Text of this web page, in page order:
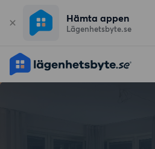
Hämta appen
Lägenhetsbyte.se